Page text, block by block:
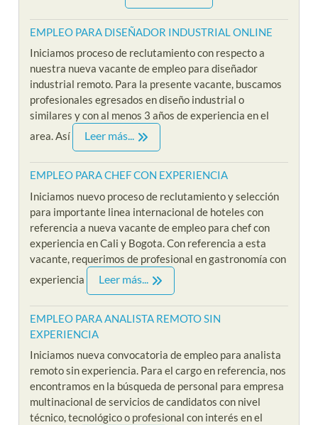
EMPLEO PARA DISEÑADOR INDUSTRIAL ONLINE
Iniciamos proceso de reclutamiento con respecto a
nuestra nueva vacante de empleo para diseñador
industrial remoto. Para la presente vacante, buscamos
profesionales egresados en diseño industrial o
similares y con al menos 3 años de experiencia en el
area. Así
Leer más...
EMPLEO PARA CHEF CON EXPERIENCIA
Iniciamos nuevo proceso de reclutamiento y selección
para importante linea internacional de hoteles con
referencia a nueva vacante de empleo para chef con
experiencia en Cali y Bogota. Con referencia a esta
vacante, requerimos de profesional en gastronomía con
experiencia
Leer más...
EMPLEO PARA ANALISTA REMOTO SIN
EXPERIENCIA
Iniciamos nueva convocatoria de empleo para analista
remoto sin experiencia. Para el cargo en referencia, nos
encontramos en la búsqueda de personal para empresa
multinacional de servicios de candidatos con nivel
técnico, tecnológico o profesional con interés en el